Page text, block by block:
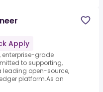
Apply
enterprise-grade
to supporting,
leading open-source,
platform.As an